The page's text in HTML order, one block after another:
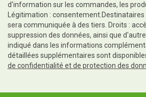
d'information sur les commandes, les
Légitimation :
sera communiquée à des tiers. Droits :
suppression des données, ainsi que
indiqué dans les informations
détaillées supplémentaires sont
de confidentialité et de protection des